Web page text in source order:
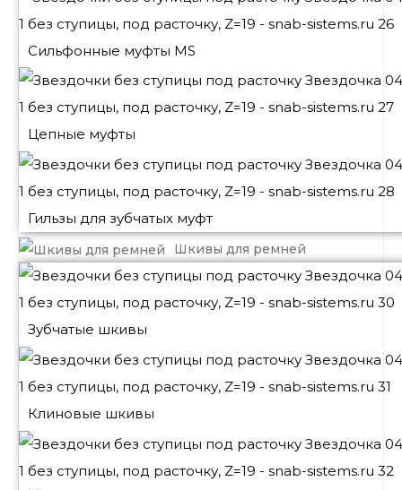
Сильфонные муфты MS
Цепные муфты
Гильзы для зубчатых муфт
Шкивы для ремней
Зубчатые шкивы
Клиновые шкивы